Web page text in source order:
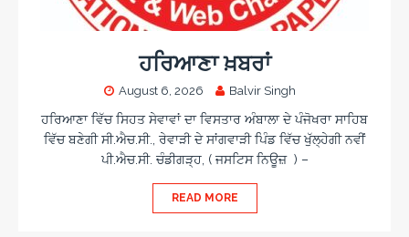
ਹਰਿਆਣਾ ਖ਼ਬਰਾਂ
August 6, 2026 Balvir Singh
ਹਰਿਆਣਾ ਵਿੱਚ ਸਿਹਤ ਸੇਵਾਵਾਂ ਦਾ ਵਿਸਤਾਰ ਅੰਬਾਲਾ ਦੇ ਪੰਜੋਖਰਾ ਸਾਹਿਬ
ਵਿੱਚ ਬਣੇਗੀ ਸੀ.ਐਚ.ਸੀ., ਰੇਵਾੜੀ ਦੇ ਸਾਂਗਵਾੜੀ ਪਿੰਡ ਵਿੱਚ ਖੁੱਲ੍ਹੇਗੀ ਨਵੀਂ
ਪੀ.ਐਚ.ਸੀ. ਚੰਡੀਗੜ੍ਹ, ( ਜਸਟਿਸ ਨਿਊਜ਼ ) –
READ MORE